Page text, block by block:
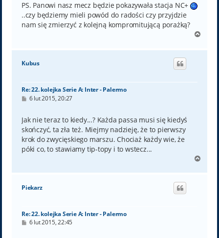
PS. Panowi nasz mecz będzie pokazywała stacja NC+
..czy będziemy mieli powód do radości czy przyjdzie
nam się zmierzyć z kolejną kompromitującą porażką?
g
Kubus
Re: 22. kolejka Serie A: Inter - Palermo
P
t
6 lut 2015, 20:27
Jak nie teraz to kiedy...? Każda passa musi się kiedyś
skończyć, ta zła też. Miejmy nadzieję, że to pierwszy
krok do zwycięskiego marszu. Chociaż każdy wie, że
póki co, to stawiamy tip-topy i to wstecz...
g
Piekarz
Re: 22. kolejka Serie A: Inter - Palermo
P6 lut 2015, 22:45